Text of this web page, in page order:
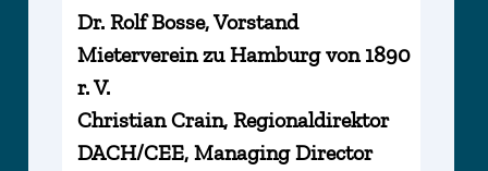
Dr. Rolf Bosse, Vorstand
Mieterverein zu Hamburg von 1890
r. V.
Christian Crain, Regionaldirektor
DACH/CEE, Managing Director